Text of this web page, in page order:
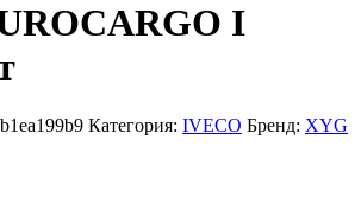
I
Категория: IVECO Бренд: XYG